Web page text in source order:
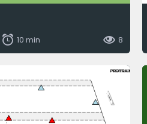
10 min 8